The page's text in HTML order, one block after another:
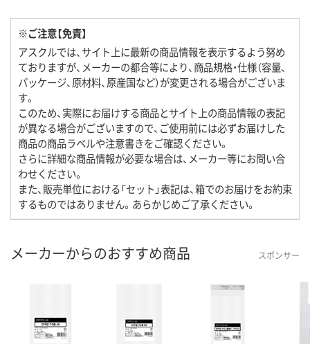
※ご注意【免責】
アスクルでは、サイト上に最新の商品情報を表示するよう努め
ておりますが、メーカーの都合等により、商品規格・仕様（容量、
パッケージ、原材料、原産国など）が変更される場合がございま
す。
このため、実際にお届けする商品とサイト上の商品情報の表記
が異なる場合がございますので、ご使用前には必ずお届けした
商品の商品ラベルや注意書きをご確認ください。
さらに詳細な商品情報が必要な場合は、メーカー等にお問い合
わせください。
また、販売単位における「セット」表記は、箱でのお届けをお約束
するものではありません。あらかじめご了承ください。
メーカーからのおすすめ商品 スポンサー